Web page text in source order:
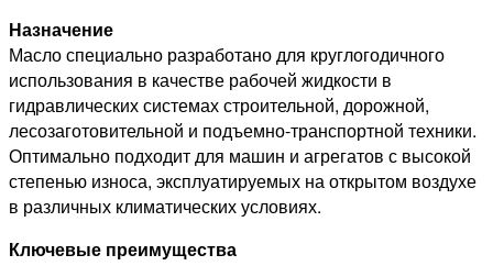
Назначение
Масло специально разработано для круглогодичного
использования в качестве рабочей жидкости в
гидравлических системах строительной, дорожной,
лесозаготовительной и подъемно-транспортной техники.
Оптимально подходит для машин и агрегатов с высокой
степенью износа, эксплуатируемых на открытом воздухе
в различных климатических условиях.
Ключевые преимущества